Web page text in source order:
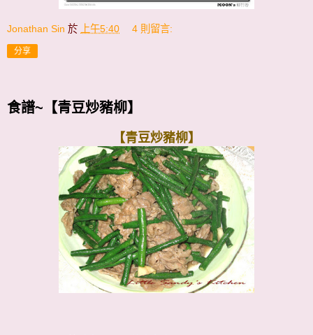
Jonathan Sin 於 上午5:40 4 則留言:
分享
食譜~【青豆炒豬柳】
【青豆炒豬柳】